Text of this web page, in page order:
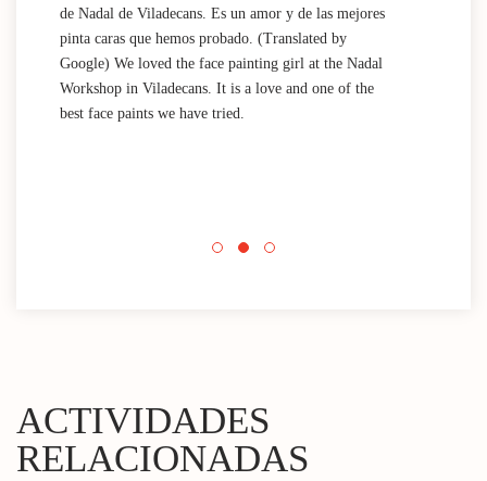
de Nadal de Viladecans. Es un amor y de las mejores
pinta caras que hemos probado. (Translated by
Google) We loved the face painting girl at the Nadal
Workshop in Viladecans. It is a love and one of the
best face paints we have tried.
ACTIVIDADES
RELACIONADAS